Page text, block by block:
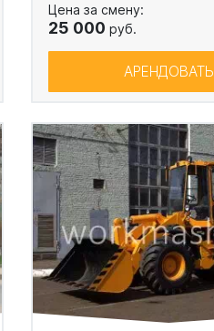
Цена за смену:
25 000 руб.
АРЕНДОВАТЬ